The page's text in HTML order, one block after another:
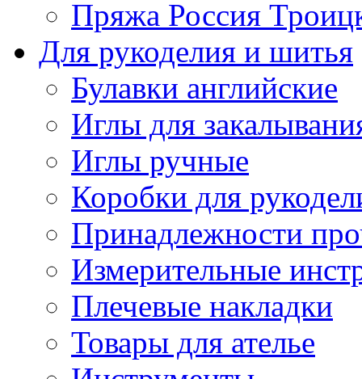
Пряжа Россия
Для рукоделия и шитья
Булавки английские
Иглы для
Иглы ручные
Коробки для
Принадлежности
Измерительные
Плечевые накладки
Товары для ателье